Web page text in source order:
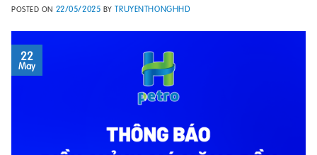
POSTED ON 22/05/2025 BYTRUYENTHONGHHD
22
May